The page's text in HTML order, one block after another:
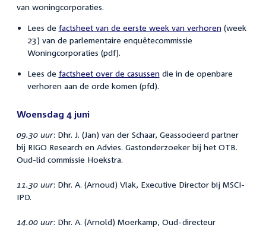
van woningcorporaties.
Lees de factsheet van de eerste week van verhoren(week
23) van de parlementaire enquêtecommissie
Woningcorporaties (pdf).
Lees de factsheet over de casussendie in de openbare
verhoren aan de orde komen (pfd).
Woensdag 4 juni
09.30 uur: Dhr. J. (Jan) van der Schaar, Geassocieerd partner
bij RIGO Research en Advies. Gastonderzoeker bij het OTB.
Oud-lid commissie Hoekstra.
11.30 uur: Dhr. A. (Arnoud) Vlak, Executive Director bij MSCI-
IPD.
14.00 uur: Dhr. A. (Arnold) Moerkamp, Oud-directeur